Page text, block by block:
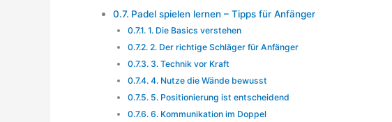
Padel spielen lernen – Tipps für Anfänger
1. Die Basics verstehen
2. Der richtige Schläger für Anfänger
3. Technik vor Kraft
4. Nutze die Wände bewusst
5. Positionierung ist entscheidend
6. Kommunikation im Doppel